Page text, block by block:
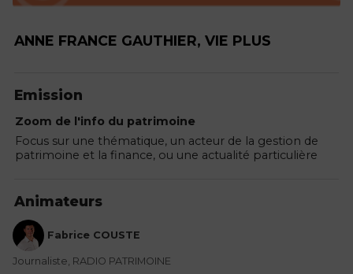
ANNE FRANCE GAUTHIER, VIE PLUS
Emission
Zoom de l'info du patrimoine
Focus sur une thématique, un acteur de la gestion de
patrimoine et la finance, ou une actualité particulière
Animateurs
Fabrice COUSTE
Journaliste, RADIO PATRIMOINE